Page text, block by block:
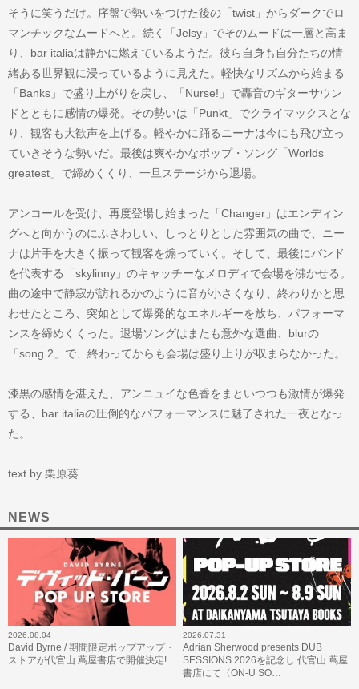
そうに笑うだけ。序盤で勢いをつけた後の「twist」からダークでロ
マンチックなムードへと。続く「Jelsy」でそのムードは一層と高ま
り、bar italiaは静かに燃えているようだ。彼ら自身も自分たちの情
緒ある世界観に浸っているように見えた。軽快なリズムから始まる
「Banks」で盛り上がりを戻し、「Nurse!」で轟音のギターサウン
ドとともに感情の爆発。その勢いは「Punkt」でクライマックスとな
り、観客も大歓声を上げる。軽やかに踊るニーナは今にも飛び立っ
ていきそうな勢いだ。最後は爽やかなポップ・ソング「Worlds
greatest」で締めくくり、一旦ステージから退場。
アンコールを受け、再度登場し始まった「Changer」はエンディン
グへと向かうのにふさわしい、しっとりとした雰囲気の曲で、ニー
ナは片手を大きく振って観客を煽っていく。そして、最後にバンド
を代表する「skylinny」のキャッチーなメロディで会場を沸かせる。
曲の途中で静寂が訪れるかのように音が小さくなり、終わりかと思
わせたところ、突如として爆発的なエネルギーを放ち、パフォーマ
ンスを締めくくった。退場ソングはまたも意外な選曲、blurの
「song 2」で、終わってからも会場は盛り上りが収まらなかった。
漆黒の感情を湛えた、アンニュイな色香をまといつつも激情が爆発
する、bar italiaの圧倒的なパフォーマンスに魅了された一夜となっ
た。
text by 栗原葵
NEWS
2026.08.04
David Byrne / 期間限定ポップアップ・
ストアが代官山 蔦屋書店で開催決定!
2026.07.31
Adrian Sherwood presents DUB
SESSIONS 2026を記念し 代官山 蔦屋
書店にて〈ON-U SO…